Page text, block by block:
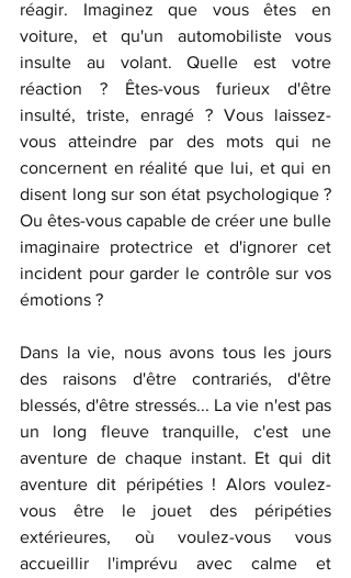
réagir. Imaginez que vous êtes en
voiture, et qu'un automobiliste vous
insulte au volant. Quelle est votre
réaction ? Êtes-vous furieux d'être
insulté, triste, enragé ? Vous laissez-
vous atteindre par des mots qui ne
concernent en réalité que lui, et qui en
disent long sur son état psychologique ?
Ou êtes-vous capable de créer une bulle
imaginaire protectrice et d'ignorer cet
incident pour garder le contrôle sur vos
émotions ?
Dans la vie, nous avons tous les jours
des raisons d'être contrariés, d'être
blessés, d'être stressés... La vie n'est pas
un long fleuve tranquille, c'est une
aventure de chaque instant. Et qui dit
aventure dit péripéties ! Alors voulez-
vous être le jouet des péripéties
extérieures, où voulez-vous vous
accueillir l'imprévu avec calme et